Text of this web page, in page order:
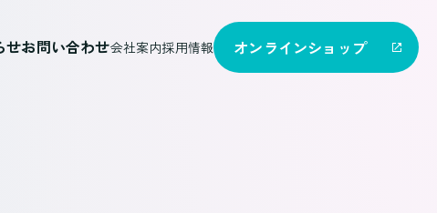
せお問い合わせ会社案内採用情報 オンラインショップ